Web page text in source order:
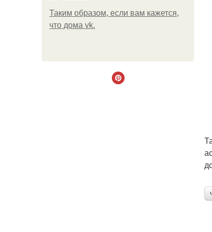
Таким образом, если вам кажется,
что дома vk.